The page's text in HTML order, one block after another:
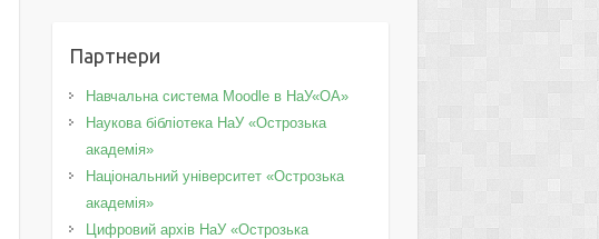
Партнери
Навчальна система Moodle в НаУ«ОА»
Наукова бібліотека НаУ «Острозька
академія»
Національний університет «Острозька
академія»
Цифровий архів НаУ «Острозька